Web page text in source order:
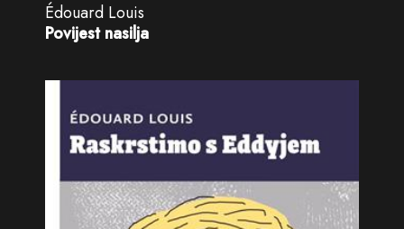
Édouard Louis
Povijest nasilja